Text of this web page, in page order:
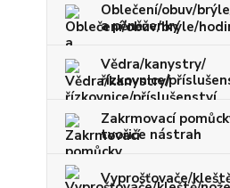
Oblečení/obuv/
a pěněženky
Vědra/kanystry/
řízkovnice/
Zakrmovací
tvořiče nástrah
Vyprošťovače/